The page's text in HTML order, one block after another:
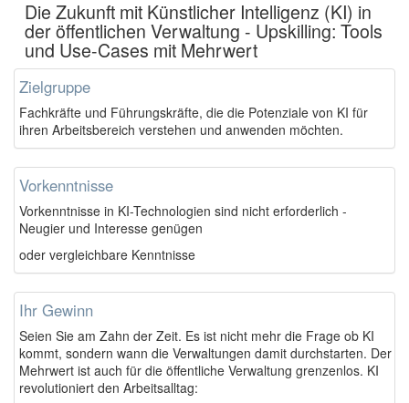
Die Zukunft mit Künstlicher Intelligenz (KI) in
der öffentlichen Verwaltung - Upskilling: Tools
und Use-Cases mit Mehrwert
Zielgruppe
Fachkräfte und Führungskräfte, die die Potenziale von KI für
ihren Arbeitsbereich verstehen und anwenden möchten.
Vorkenntnisse
Vorkenntnisse in KI-Technologien sind nicht erforderlich -
Neugier und Interesse genügen
oder vergleichbare Kenntnisse
Ihr Gewinn
Seien Sie am Zahn der Zeit. Es ist nicht mehr die Frage ob KI
kommt, sondern wann die Verwaltungen damit durchstarten. Der
Mehrwert ist auch für die öffentliche Verwaltung grenzenlos. KI
revolutioniert den Arbeitsalltag: